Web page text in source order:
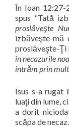
În Ioan 12:27-
spus “Tată
proslăveşte
izbăveşte-mă
proslăveşte-Ţi
în necazurile
intrăm prin
Isus s-a rugat
luaţi din lume,
a dorit
scăpa de necaz.